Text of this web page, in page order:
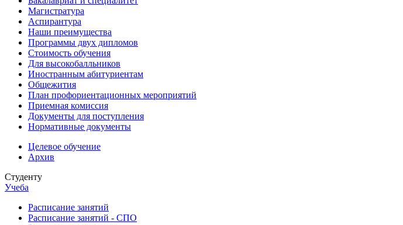
Магистратура
Аспирантура
Наши преимущества
Программы двух дипломов
Стоимость обучения
Для высокобалльников
Иностранным абитуриентам
Общежития
План профориентационных мероприятий
Приемная комиссия
Документы для поступления
Нормативные документы
Целевое обучение
Архив
Студенту
Учеба
Расписание занятий
Расписание занятий - СПО